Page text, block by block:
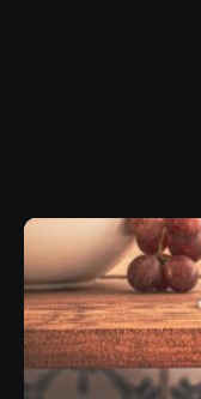
nostres
donar continuïtat
temporada. Ahir
segona
emoció perquè
novetats que